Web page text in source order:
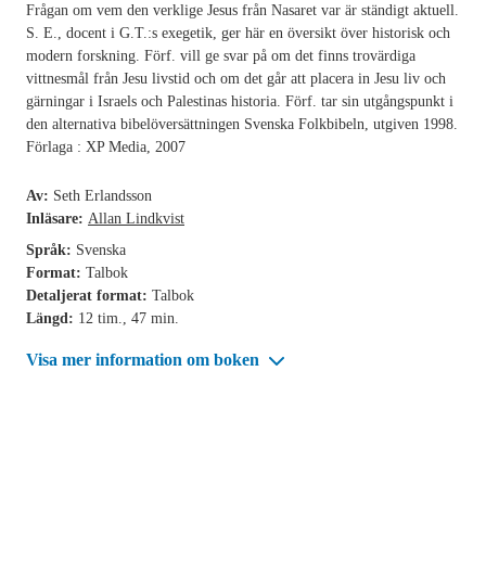
Frågan om vem den verklige Jesus från Nasaret var är ständigt aktuell.
S. E., docent i G.T.:s exegetik, ger här en översikt över historisk och
modern forskning. Förf. vill ge svar på om det finns trovärdiga
vittnesmål från Jesu livstid och om det går att placera in Jesu liv och
gärningar i Israels och Palestinas historia. Förf. tar sin utgångspunkt i
den alternativa bibelöversättningen Svenska Folkbibeln, utgiven 1998.
Förlaga : XP Media, 2007
Av: Seth Erlandsson
Inläsare: Allan Lindkvist
Språk: Svenska
Format: Talbok
Detaljerat format: Talbok
Längd: 12 tim., 47 min.
Visa mer information om boken